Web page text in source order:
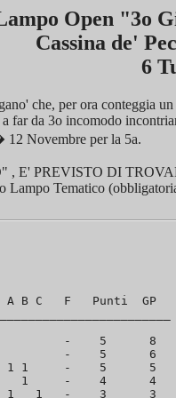
Open "3o
Cassina de'
6
che, per ora conteggia
far da 3o incomodo
Novembre per la 5a.
, E' PREVISTO DI
Tematico (obbligatoria
B C   F   Punti  GP
-    5      8
-    5      6
1 1     -    5      5
1     -    4      4
1   1   -    3      3